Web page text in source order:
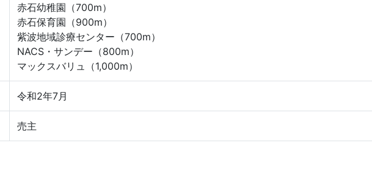
赤石幼稚園（700m）
赤石保育園（900m）
紫波地域診療センター（700m）
NACS・サンデー（800m）
マックスバリュ（1,000m）
令和2年7月
売主